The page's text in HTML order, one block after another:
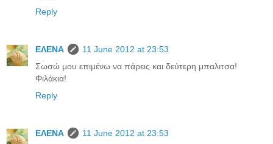
Reply
ΕΛΕΝΑ
11 June 2012 at 23:53
Σωσώ μου επιμένω να πάρεις και δεύτερη μπαλιτσα!
Φιλάκια!
Reply
ΕΛΕΝΑ
11 June 2012 at 23:53